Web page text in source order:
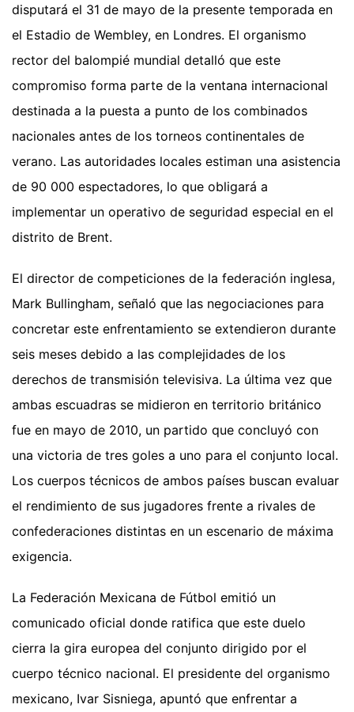
disputará el 31 de mayo de la presente temporada en
el Estadio de Wembley, en Londres. El organismo
rector del balompié mundial detalló que este
compromiso forma parte de la ventana internacional
destinada a la puesta a punto de los combinados
nacionales antes de los torneos continentales de
verano. Las autoridades locales estiman una asistencia
de 90 000 espectadores, lo que obligará a
implementar un operativo de seguridad especial en el
distrito de Brent.
El director de competiciones de la federación inglesa,
Mark Bullingham, señaló que las negociaciones para
concretar este enfrentamiento se extendieron durante
seis meses debido a las complejidades de los
derechos de transmisión televisiva. La última vez que
ambas escuadras se midieron en territorio británico
fue en mayo de 2010, un partido que concluyó con
una victoria de tres goles a uno para el conjunto local.
Los cuerpos técnicos de ambos países buscan evaluar
el rendimiento de sus jugadores frente a rivales de
confederaciones distintas en un escenario de máxima
exigencia.
La Federación Mexicana de Fútbol emitió un
comunicado oficial donde ratifica que este duelo
cierra la gira europea del conjunto dirigido por el
cuerpo técnico nacional. El presidente del organismo
mexicano, Ivar Sisniega, apuntó que enfrentar a